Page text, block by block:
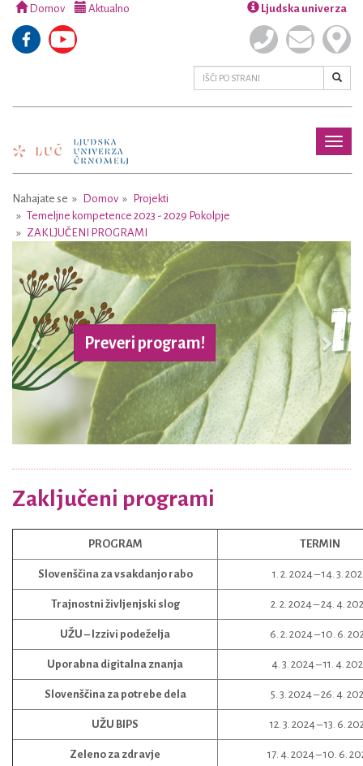
Domov Aktualno Ljudska univerza
Nahajate se Domov
Projekti
Temeljne kompetence 2023 - 2029 Pokolpje
ZAKLJUČENI PROGRAMI
Preveri program!
Previous Next
Zaključeni programi
PROGRAM TERMIN
Slovenščina za vsakdanjo rabo 1. 2. 2024 – 14. 3.
Trajnostni življenjski slog 2. 2. 2024 – 24. 4.
UŽU – Izzivi podeželja 6. 2. 2024 – 10. 6.
Uporabna digitalna znanja 4. 3. 2024 – 11. 4.
Slovenščina za potrebe dela 5. 3. 2024 – 26. 4.
UŽU BIPS 12. 3. 2024 – 13. 6.
Zeleno za zdravje 17. 4. 2024 – 10. 6.